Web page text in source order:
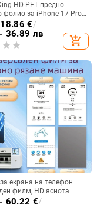
HD PET предно
фолио за iPhone 17 Pro
€/
36.89 лв
add_shopping_cart
екрана на телефон
филм, HD яснота
60.22 €/